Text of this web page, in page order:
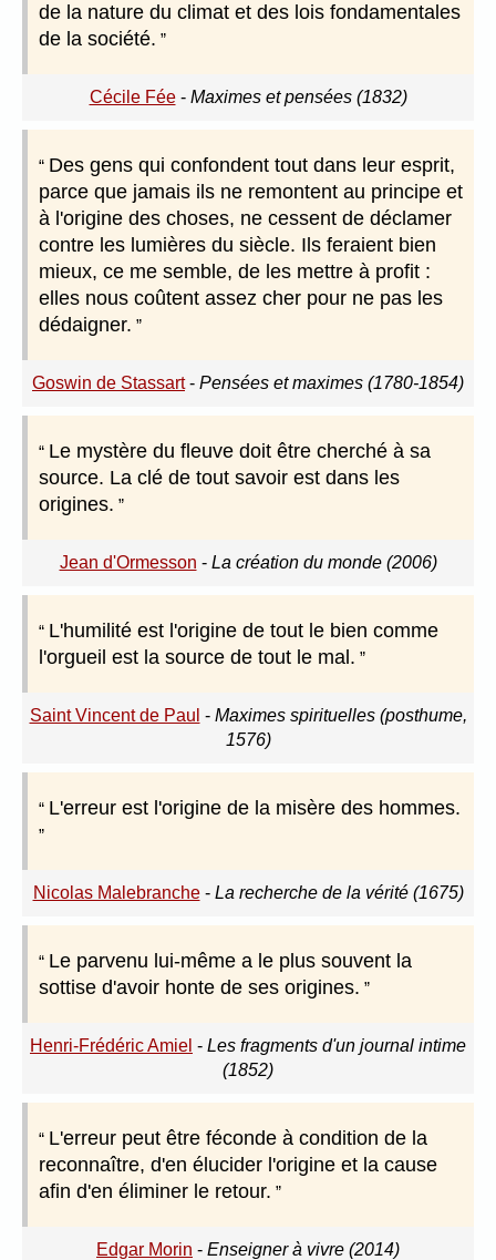
de la nature du climat et des lois fondamentales
de la société.
Cécile Fée- Maximes et pensées (1832)
Des gens qui confondent tout dans leur esprit,
parce que jamais ils ne remontent au principe et
à l'origine des choses, ne cessent de déclamer
contre les lumières du siècle. Ils feraient bien
mieux, ce me semble, de les mettre à profit :
elles nous coûtent assez cher pour ne pas les
dédaigner.
Goswin de Stassart- Pensées et maximes (1780-1854)
Le mystère du fleuve doit être cherché à sa
source. La clé de tout savoir est dans les
origines.
Jean d'Ormesson - La création du monde (2006)
L'humilité est l'origine de tout le bien comme
l'orgueil est la source de tout le mal.
Saint Vincent de Paul - Maximes spirituelles (posthume,
1576)
L'erreur est l'origine de la misère des hommes.
Nicolas Malebranche- La recherche de la vérité (1675)
Le parvenu lui-même a le plus souvent la
sottise d'avoir honte de ses origines.
Henri-Frédéric Amiel - Les fragments d'un journal intime
(1852)
L'erreur peut être féconde à condition de la
reconnaître, d'en élucider l'origine et la cause
afin d'en éliminer le retour.
Edgar Morin - Enseigner à vivre (2014)